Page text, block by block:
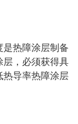
是热障涂层制备
层，必须获得具
热导率热障涂层